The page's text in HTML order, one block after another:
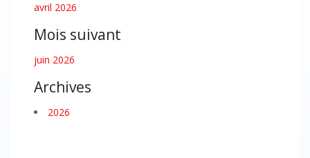
avril 2026
Mois suivant
juin 2026
Archives
2026